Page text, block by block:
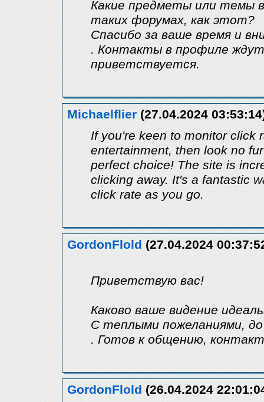
Какие предметы или темы
таких форумах, как этот?
Спасибо за ваше время и
. Контакты в профиле
приветствуется.
Michaelflier (27.04.2024
If you're keen to monitor click
entertainment, then look no
perfect choice! The site is
clicking away. It's a fantastic
click rate as you go.
GordonFlold (27.04.2024
Приветствую вас!
Каково ваше видение
С теплыми пожеланиями,
. Готов к общению,
GordonFlold (26.04.2024